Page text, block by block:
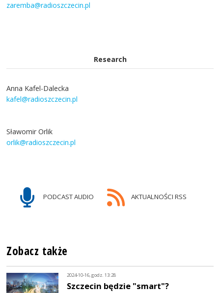
zaremba@radioszczecin.pl
Research
Anna Kafel-Dalecka
kafel@radioszczecin.pl
Sławomir Orlik
orlik@radioszczecin.pl
PODCAST AUDIO AKTUALNOŚCI RSS
Zobacz także
2024-10-16, godz. 13:28
Szczecin będzie "smart"?